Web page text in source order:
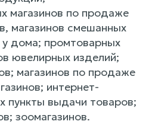
магазинов по продаже
магазинов смешанных
у дома; промтоварных
ювелирных изделий;
магазинов по продаже
интернет-
пункты выдачи товаров;
зоомагазинов.